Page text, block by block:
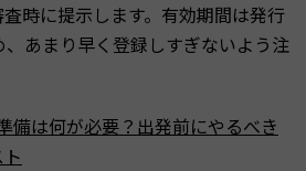
時に提示します。有効期間は発行
あまり早く登録しすぎないよう注
備は何が必要？出発前にやるべき